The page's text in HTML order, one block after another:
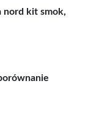
nord kit smok,